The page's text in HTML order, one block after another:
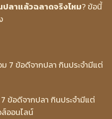
ปลาแล้วฉลาดจริงไหม? ข้อนี้
ข้อดีจากปลา กินประจำมีแต่
ออนไลน์